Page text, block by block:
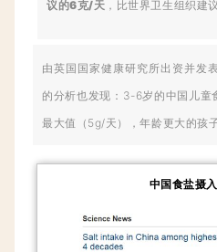
议的6克/天 ，比世界卫生组织建
由英国国家健康研究所出资并发
的分析也发现：3-6岁的中国儿童
最大值（5g/天），年龄更大的孩
中国食盐摄